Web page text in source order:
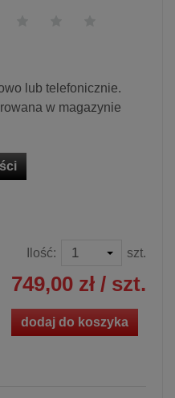
lub telefonicznie.
w magazynie
Ilość: szt.
749,00 zł / szt.
dodaj do koszyka